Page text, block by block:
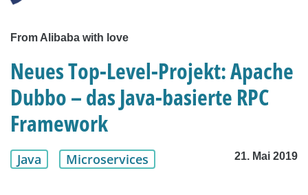
From Alibaba with love
Neues Top-Level-Projekt: Apache
Dubbo – das Java-basierte RPC
Framework
Java Microservices 21. Mai 2019